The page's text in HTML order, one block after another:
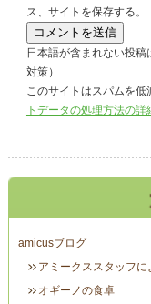
ス、サイトを保存する。
日本語が含まれない投
対策）
このサイトはスパムを低
トデータの処理方法の
amicusブログ
アミークススタッフに
オギーノの食卓